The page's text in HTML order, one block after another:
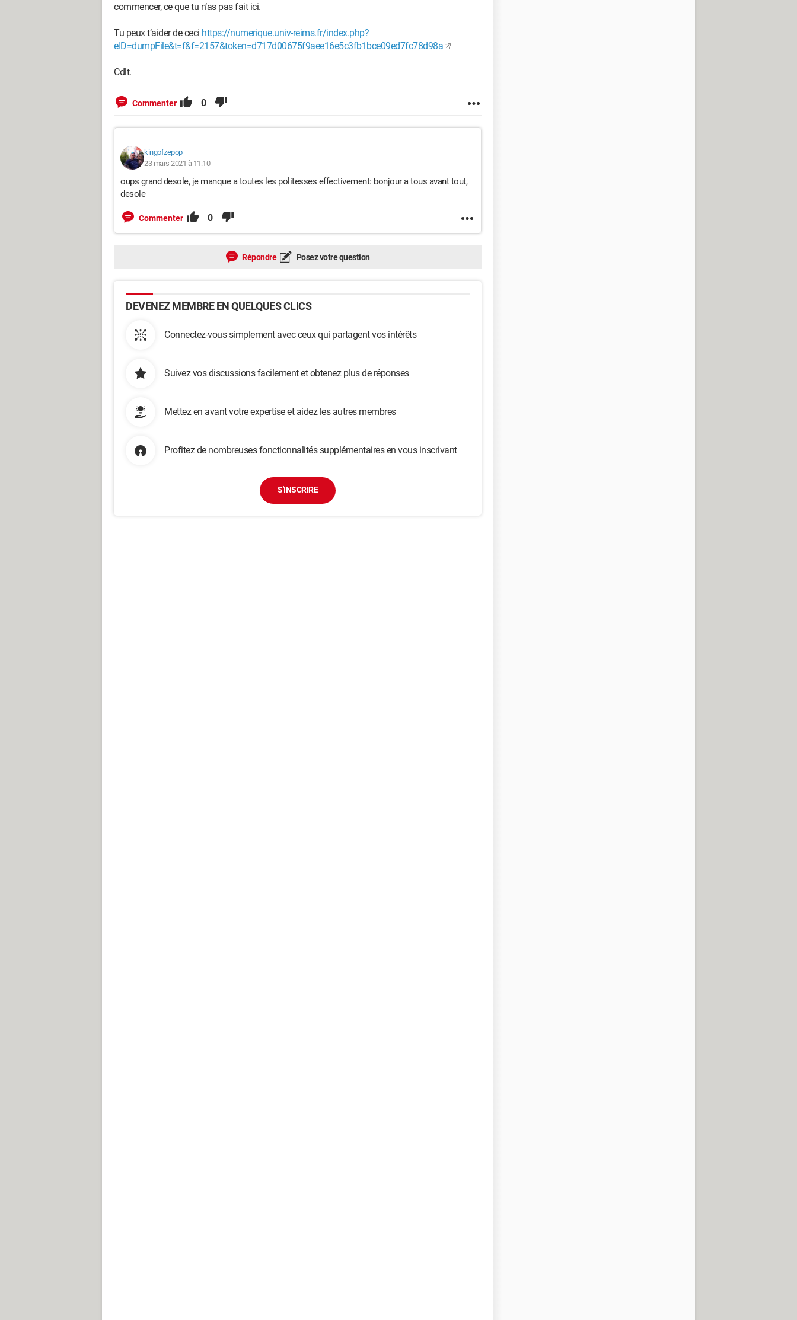
commencer, ce que tu n’as pas fait ici.
Tu peux t’aider de ceci https://numerique.univ-reims.fr/index.php?
eID=dumpFile&t=f&f=2157&token=d717d00675f9aee16e5c3fb1bce09ed7fc78d98a
Cdlt.
Commenter 0
kingofzepop
23 mars 2021 à 11:10
oups grand desole, je manque a toutes les politesses effectivement: bonjour a tous avant tout,
desole
Commenter 0
Répondre Posez votre question
DEVENEZ MEMBRE EN QUELQUES CLICS
Connectez-vous simplement avec ceux qui partagent vos intérêts
Suivez vos discussions facilement et obtenez plus de réponses
Mettez en avant votre expertise et aidez les autres membres
Profitez de nombreuses fonctionnalités supplémentaires en vous inscrivant
S'INSCRIRE